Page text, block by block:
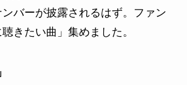
ンバーが披露されるはず。ファン
きたい曲」集めました。